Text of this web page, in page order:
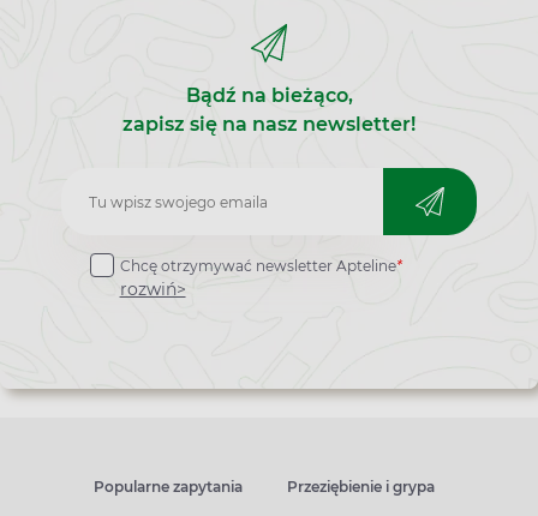
Bądź na bieżąco,
zapisz się na nasz newsletter!
Zapisz
do
newslettera
Chcę otrzymywać newsletter Apteline*
rozwiń>
Popularne zapytania Przeziębienie i grypa